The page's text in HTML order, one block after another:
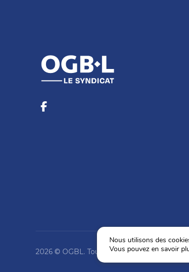
2026 © OGBL. Tous droits réservés.
Nous utilisons des
Vous pouvez en savoir